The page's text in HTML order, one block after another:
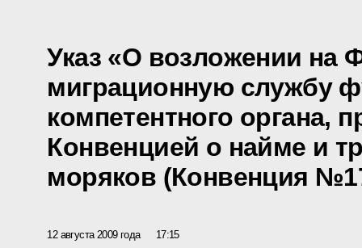
Указ «О возложении на
миграционную службу
компетентного органа,
Конвенцией о найме и
моряков (Конвенция
12 августа 2009 года 17:15